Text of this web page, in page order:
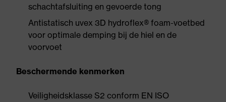
schachtafsluiting en gevoerde tong
Antistatisch uvex 3D hydroflex® foam-voetbed
voor optimale demping bij de hiel en de
voorvoet
Beschermende kenmerken
Veiligheidsklasse S2 conform EN ISO